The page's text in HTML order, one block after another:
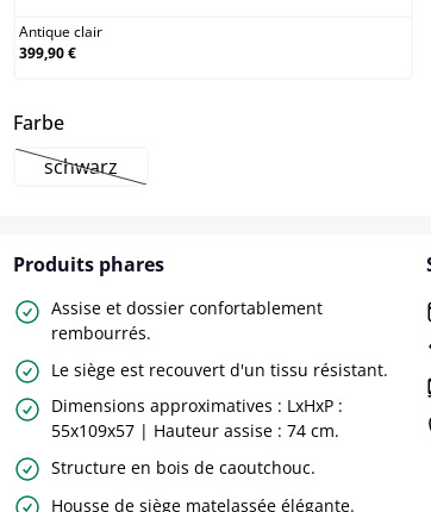
Antique clair
399,90 €
Farbeselect
schwarz(Cette option n'est pas disponible pour le
Produits phares
Assise et dossier confortablement
rembourrés.
Le siège est recouvert d'un tissu résistant.
Dimensions approximatives : LxHxP :
55x109x57 | Hauteur assise : 74 cm.
Structure en bois de caoutchouc.
Housse de siège matelassée élégante.